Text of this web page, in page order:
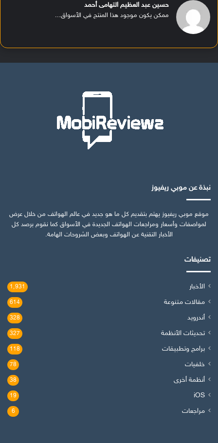
حسين عبد العظيم التهامى أحمد
ممكن يكون موجود هذا المنتج في الأسواق...
نبذة عن موبي ريفيوز
موقع موبي ريفيوز يهتم بتقديم كل ما هو جديد في عالم الهواتف من خلال عرض
لمواصفات وأسعار ومراجعات الهواتف الجديدة في الأسواق كما نقوم برصد كل
الأخبار التقنية عن الهواتف وبعض الشروحات الهامة.
تصنيفات
الأخبار 1٬931
مقالات متنوعة 614
أندرويد 328
تحديثات الأنظمة 327
برامج وتطبيقات 118
خلفيات 78
أنظمة أخرى 38
iOS
19
مراجعات 6